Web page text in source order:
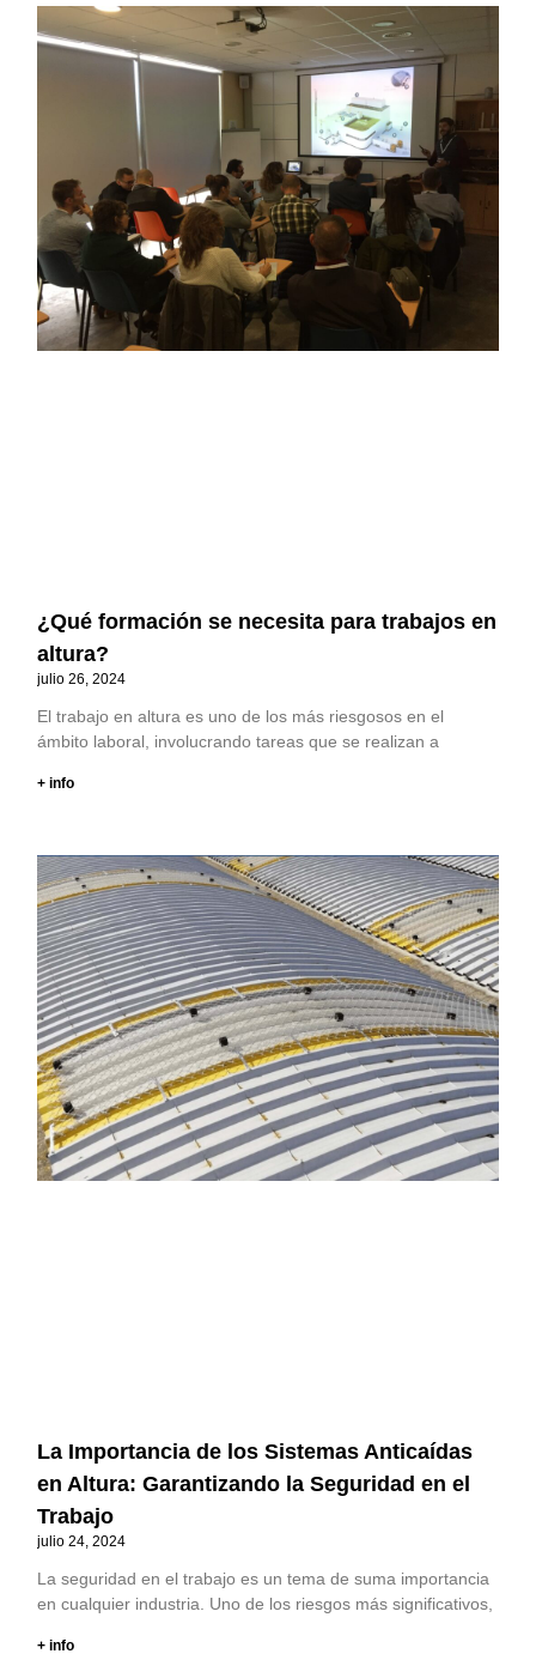
¿Qué formación se necesita para trabajos en
altura?
julio 26, 2024
El trabajo en altura es uno de los más riesgosos en el
ámbito laboral, involucrando tareas que se realizan a
+ info
La Importancia de los Sistemas Anticaídas
en Altura: Garantizando la Seguridad en el
Trabajo
julio 24, 2024
La seguridad en el trabajo es un tema de suma importancia
en cualquier industria. Uno de los riesgos más significativos,
+ info